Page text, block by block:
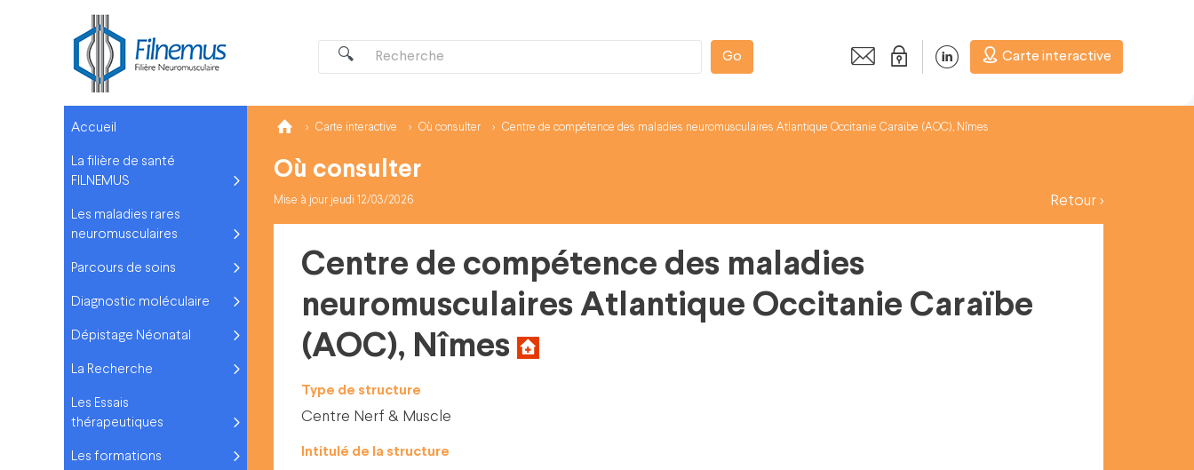
Go Carte interactive
Accueil
La filière de santé
FILNEMUS
Les maladies rares
neuromusculaires
Parcours de soins
Diagnostic moléculaire
Dépistage Néonatal
La Recherche
Les Essais
thérapeutiques
Les formations
Carte interactive Où consulter Centre de compétence des maladies neuromusculaires Atlantique Occitanie Caraïbe (AOC), Nîmes
Où consulter
Mise à jour jeudi 12/03/2026 Retour >
Centre de compétence des maladies
neuromusculaires Atlantique Occitanie Caraïbe
(AOC), Nîmes
Type de structure
Centre Nerf & Muscle
Intitulé de la structure